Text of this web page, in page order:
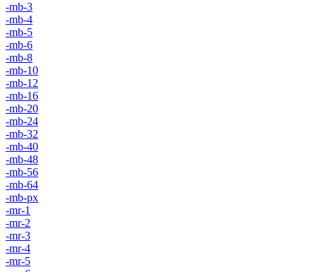
-mb-3
-mb-4
-mb-5
-mb-6
-mb-8
-mb-10
-mb-12
-mb-16
-mb-20
-mb-24
-mb-32
-mb-40
-mb-48
-mb-56
-mb-64
-mb-px
-mr-1
-mr-2
-mr-3
-mr-4
-mr-5